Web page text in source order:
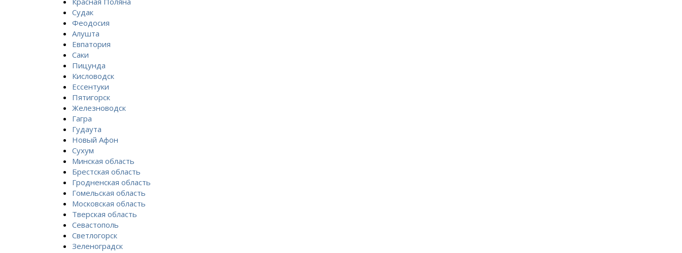
Судак
Феодосия
Алушта
Евпатория
Саки
Пицунда
Кисловодск
Ессентуки
Пятигорск
Железноводск
Гагра
Гудаута
Новый Афон
Сухум
Минская область
Брестская область
Гродненская область
Гомельская область
Московская область
Тверская область
Севастополь
Светлогорск
Зеленоградск